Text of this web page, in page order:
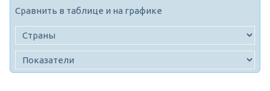
Сравнить в таблице и на графике